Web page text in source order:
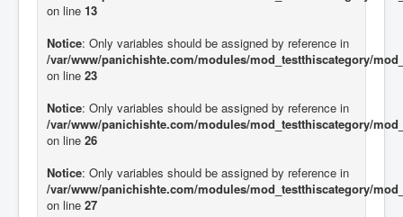
on line 13
Notice: Only variables should be assigned by reference in
/var/www/panichishte.com/modules/mod_testthiscategory/
on line 23
Notice: Only variables should be assigned by reference in
/var/www/panichishte.com/modules/mod_testthiscategory/
on line 26
Notice: Only variables should be assigned by reference in
/var/www/panichishte.com/modules/mod_testthiscategory/
on line 27